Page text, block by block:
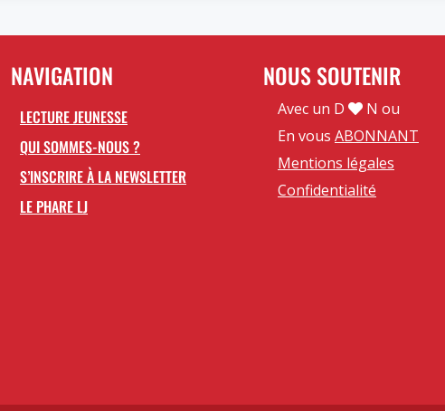
NAVIGATION
LECTURE JEUNESSE
QUI SOMMES-NOUS ?
S’INSCRIRE À LA NEWSLETTER
LE PHARE LJ
NOUS SOUTENIR
Avec un D
N ou
En vous ABONNANT
Mentions légales
Confidentialité